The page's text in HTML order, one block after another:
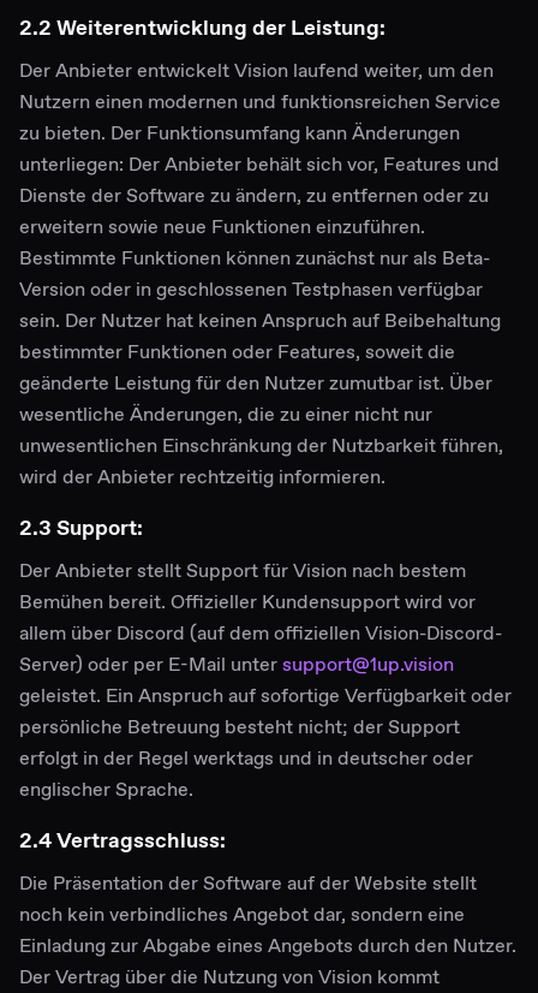
2.2 Weiterentwicklung der Leistung:
Der Anbieter entwickelt Vision laufend weiter, um den
Nutzern einen modernen und funktionsreichen Service
zu bieten. Der Funktionsumfang kann Änderungen
unterliegen: Der Anbieter behält sich vor, Features und
Dienste der Software zu ändern, zu entfernen oder zu
erweitern sowie neue Funktionen einzuführen.
Bestimmte Funktionen können zunächst nur als Beta-
Version oder in geschlossenen Testphasen verfügbar
sein. Der Nutzer hat keinen Anspruch auf Beibehaltung
bestimmter Funktionen oder Features, soweit die
geänderte Leistung für den Nutzer zumutbar ist. Über
wesentliche Änderungen, die zu einer nicht nur
unwesentlichen Einschränkung der Nutzbarkeit führen,
wird der Anbieter rechtzeitig informieren.
2.3 Support:
Der Anbieter stellt Support für Vision nach bestem
Bemühen bereit. Offizieller Kundensupport wird vor
allem über Discord (auf dem offiziellen Vision-Discord-
Server) oder per E-Mail untersupport@1up.vision
geleistet. Ein Anspruch auf sofortige Verfügbarkeit oder
persönliche Betreuung besteht nicht; der Support
erfolgt in der Regel werktags und in deutscher oder
englischer Sprache.
2.4 Vertragsschluss:
Die Präsentation der Software auf der Website stellt
noch kein verbindliches Angebot dar, sondern eine
Einladung zur Abgabe eines Angebots durch den Nutzer.
Der Vertrag über die Nutzung von Vision kommt